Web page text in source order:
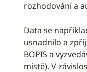
rozhodování a
Data se
usnadnilo a
BOPIS a
místě). V